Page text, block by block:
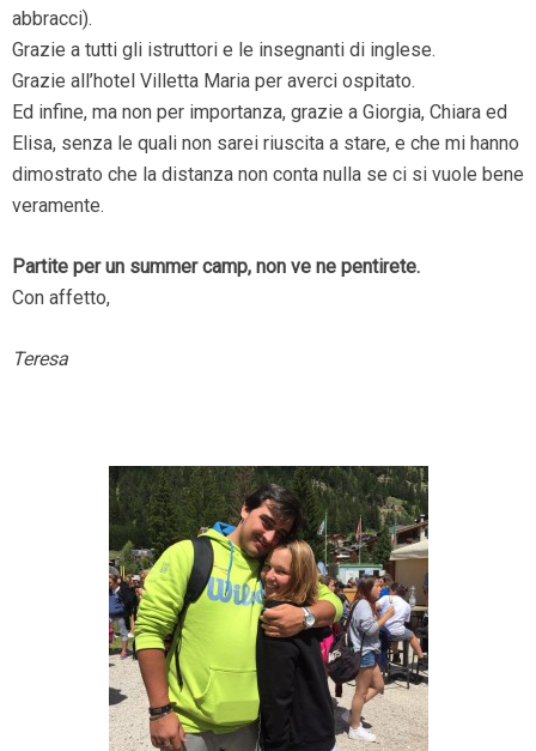
abbracci).
Grazie a tutti gli istruttori e le insegnanti di inglese.
Grazie all’hotel Villetta Maria per averci ospitato.
Ed infine, ma non per importanza, grazie a Giorgia, Chiara ed
Elisa, senza le quali non sarei riuscita a stare, e che mi hanno
dimostrato che la distanza non conta nulla se ci si vuole bene
veramente.
Partite per un summer camp, non ve ne pentirete.
Con affetto,
Teresa